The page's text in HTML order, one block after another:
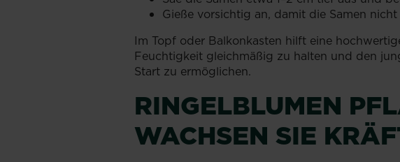
Gieße vorsichtig an, damit die Samen
Im Topf oder Balkonkasten hilft eine
Feuchtigkeit gleichmäßig zu halten und den
Start zu ermöglichen.
RINGELBLUMEN
WACHSEN SIE